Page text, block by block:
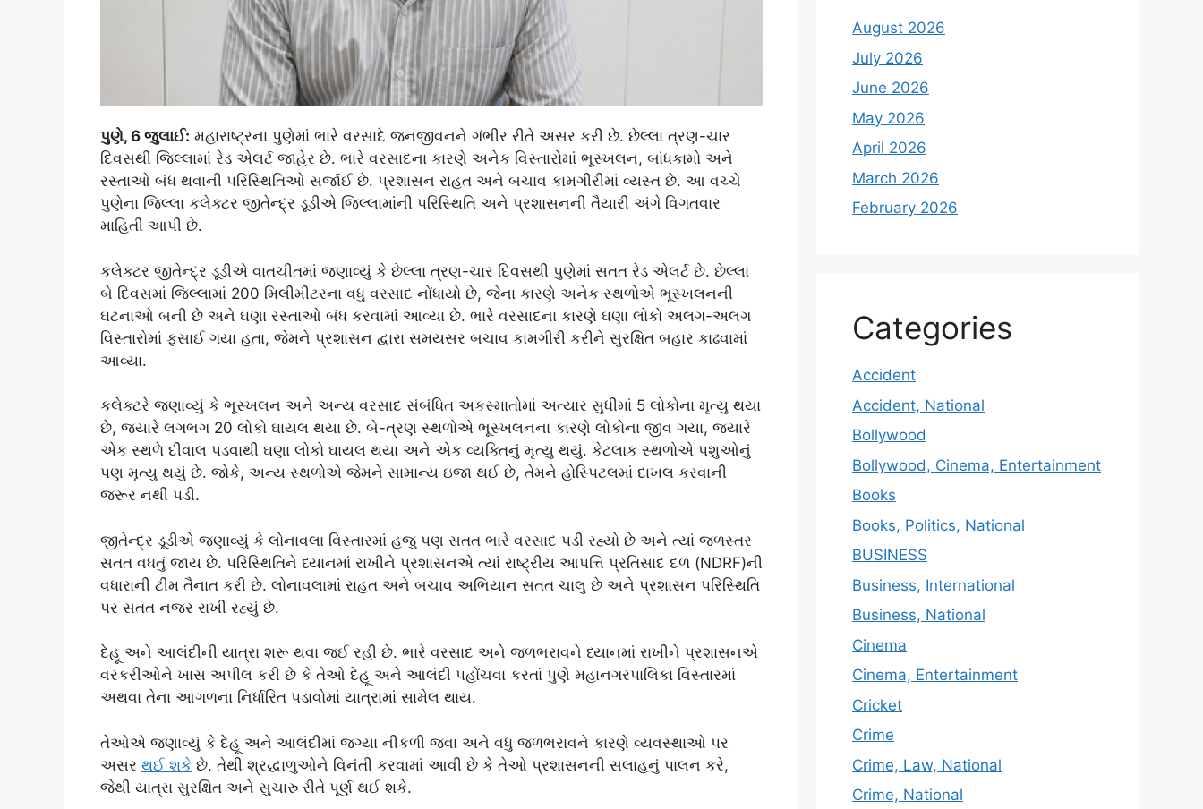
પુણે, 6 જુલાઈ: મહારાષ્ટ્રના પુણેમાં ભારે વરસાદે જનજીવનને ગંભીર રીતે અસર કરી છે. છેલ્લા ત્રણ-ચાર
દિવસથી જિલ્લામાં રેડ એલર્ટ જાહેર છે. ભારે વરસાદના કારણે અનેક વિસ્તારોમાં ભૂસ્ખલન, બાંધકામો અને
રસ્તાઓ બંધ થવાની પરિસ્થિતિઓ સર્જાઈ છે. પ્રશાસન રાહત અને બચાવ કામગીરીમાં વ્યસ્ત છે. આ વચ્ચે
પુણેના જિલ્લા કલેક્ટર જીતેન્દ્ર ડૂડીએ જિલ્લામાંની પરિસ્થિતિ અને પ્રશાસનની તૈયારી અંગે વિગતવાર
માહિતી આપી છે.
કલેક્ટર જીતેન્દ્ર ડૂડીએ વાતચીતમાં જણાવ્યું કે છેલ્લા ત્રણ-ચાર દિવસથી પુણેમાં સતત રેડ એલર્ટ છે. છેલ્લા
બે દિવસમાં જિલ્લામાં 200 મિલીમીટરના વધુ વરસાદ નોંધાયો છે, જેના કારણે અનેક સ્થળોએ ભૂસ્ખલનની
ઘટનાઓ બની છે અને ઘણા રસ્તાઓ બંધ કરવામાં આવ્યા છે. ભારે વરસાદના કારણે ઘણા લોકો અલગ-અલગ
વિસ્તારોમાં ફસાઈ ગયા હતા, જેમને પ્રશાસન દ્વારા સમયસર બચાવ કામગીરી કરીને સુરક્ષિત બહાર કાઢવામાં
આવ્યા.
કલેક્ટરે જણાવ્યું કે ભૂસ્ખલન અને અન્ય વરસાદ સંબંધિત અકસ્માતોમાં અત્યાર સુધીમાં 5 લોકોના મૃત્યુ થયા
છે, જ્યારે લગભગ 20 લોકો ઘાયલ થયા છે. બે-ત્રણ સ્થળોએ ભૂસ્ખલનના કારણે લોકોના જીવ ગયા, જ્યારે
એક સ્થળે દીવાલ પડવાથી ઘણા લોકો ઘાયલ થયા અને એક વ્યક્તિનું મૃત્યુ થયું. કેટલાક સ્થળોએ પશુઓનું
પણ મૃત્યુ થયું છે. જોકે, અન્ય સ્થળોએ જેમને સામાન્ય ઇજા થઈ છે, તેમને હોસ્પિટલમાં દાખલ કરવાની
જરૂર નથી પડી.
જીતેન્દ્ર ડૂડીએ જણાવ્યું કે લોનાવલા વિસ્તારમાં હજુ પણ સતત ભારે વરસાદ પડી રહ્યો છે અને ત્યાં જળસ્તર
સતત વધતું જાય છે. પરિસ્થિતિને ધ્યાનમાં રાખીને પ્રશાસનએ ત્યાં રાષ્ટ્રીય આપત્તિ પ્રતિસાદ દળ (NDRF)ની
વધારાની ટીમ તૈનાત કરી છે. લોનાવલામાં રાહત અને બચાવ અભિયાન સતત ચાલુ છે અને પ્રશાસન પરિસ્થિતિ
પર સતત નજર રાખી રહ્યું છે.
દેહૂ અને આલંદીની યાત્રા શરૂ થવા જઈ રહી છે. ભારે વરસાદ અને જળભરાવને ધ્યાનમાં રાખીને પ્રશાસનએ
વરકરીઓને ખાસ અપીલ કરી છે કે તેઓ દેહૂ અને આલંદી પહોંચવા કરતાં પુણે મહાનગરપાલિકા વિસ્તારમાં
અથવા તેના આગળના નિર્ધારિત પડાવોમાં યાત્રામાં સામેલ થાય.
તેઓએ જણાવ્યું કે દેહૂ અને આલંદીમાં જગ્યા નીકળી જવા અને વધુ જળભરાવને કારણે વ્યવસ્થાઓ પર
અસર થઈ શક ે છે. તેથી શ્રદ્ધાળુઓને વિનંતી કરવામાં આવી છે કે તેઓ પ્રશાસનની સલાહનું પાલન કરે,
જેથી યાત્રા સુરક્ષિત અને સુચારુ રીતે પૂર્ણ થઈ શકે.
August 2026
July 2026
June 2026
May 2026
April 2026
March 2026
February 2026
Categories
Accident
Accident, National
Bollywood
Bollywood, Cinema, Entertainment
Books
Books, Politics, National
BUSINESS
Business, International
Business, National
Cinema
Cinema, Entertainment
Cricket
Crime
Crime, Law, National
Crime, National